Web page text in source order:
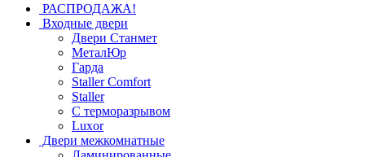
РАСПРОДАЖА!
Входные двери
Двери Станмет
МеталЮр
Гарда
Staller Comfort
Staller
С терморазрывом
Luxor
Двери межкомнатные